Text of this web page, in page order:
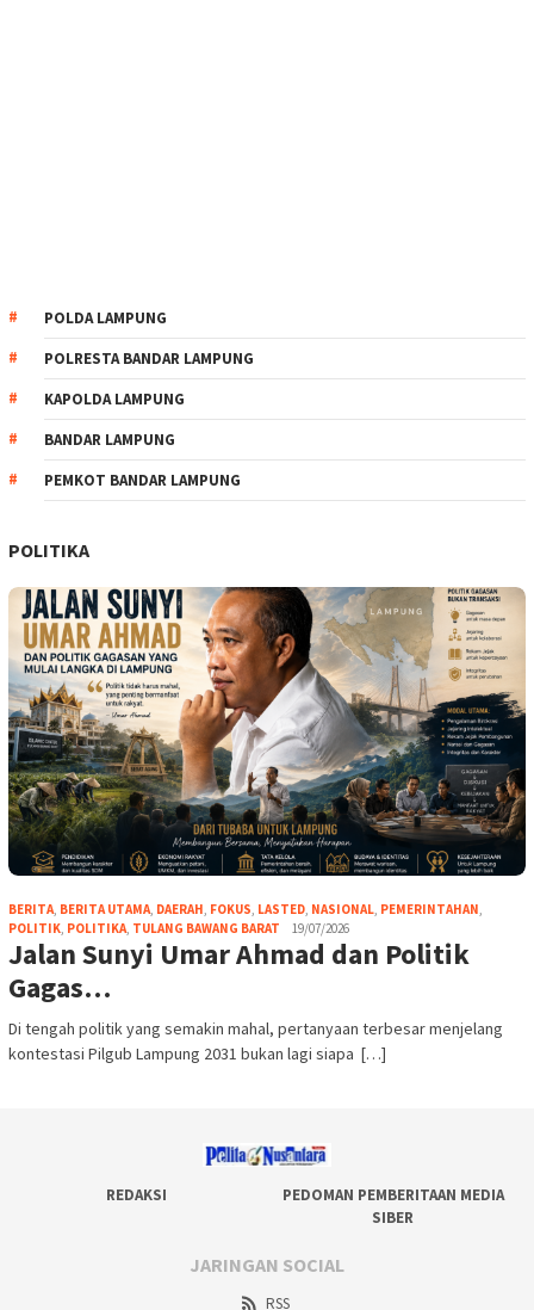
POLDA LAMPUNG
POLRESTA BANDAR LAMPUNG
KAPOLDA LAMPUNG
BANDAR LAMPUNG
PEMKOT BANDAR LAMPUNG
POLITIKA
BERITA, BERITA UTAMA, DAERAH, FOKUS, LASTED, NASIONAL, PEMERINTAHAN,
POLITIK, POLITIKA, TULANG BAWANG BARAT 19/07/2026
Jalan Sunyi Umar Ahmad dan Politik
Gagas…
Di tengah politik yang semakin mahal, pertanyaan terbesar menjelang
kontestasi Pilgub Lampung 2031 bukan lagi siapa […]
REDAKSI
PEDOMAN PEMBERITAAN MEDIA
SIBER
JARINGAN SOCIAL
RSS